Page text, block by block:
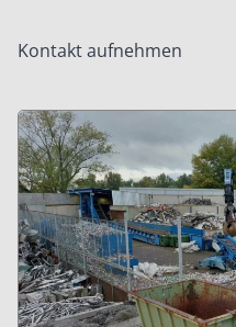
Kontakt aufnehmen